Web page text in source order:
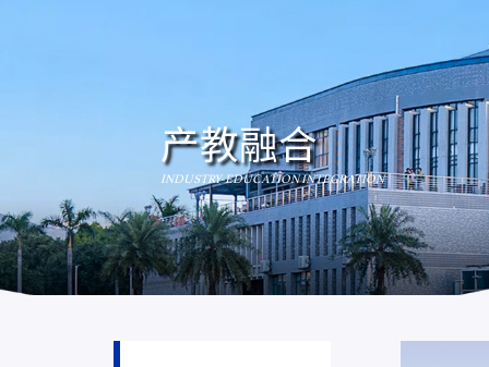
产教融合
INDUSTRY-EDUCATION INTEGRATION